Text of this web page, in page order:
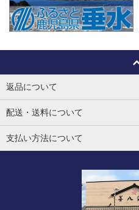
返品について
配送・送料について
支払い方法について